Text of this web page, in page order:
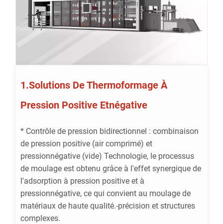
1.Solutions De Thermoformage À
Pression Positive Etnégative
* Contrôle de pression bidirectionnel : combinaison
de pression positive (air comprimé) et
pressionnégative (vide) Technologie, le processus
de moulage est obtenu grâce à l'effet synergique de
l'adsorption à pression positive et à
pressionnégative, ce qui convient au moulage de
matériaux de haute qualité.-précision et structures
complexes.